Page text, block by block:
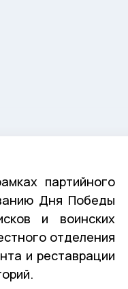
партийного
Дня Победы
и воинских
отделения
и реставрации